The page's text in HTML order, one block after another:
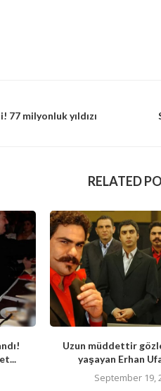
milyonluk yıldızı
RELATED
Uzun müddettir
yaşayan Erhan
September 19,